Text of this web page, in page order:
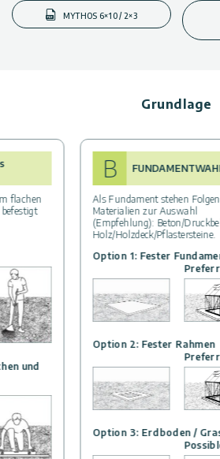
MYTHOS 6×10 / 2×3
Grundlage
flachen
und
B
Als Fundament stehen
Materialien zur Auswahl
(Empfehlung): Beton/
Holz/Holzdeck/Pflastersteine.
Option 1: Fester
Option 2: Fester Rahmen
Option 3: Erdboden /